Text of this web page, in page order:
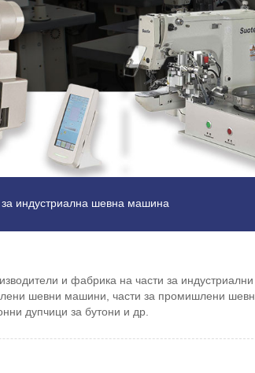
за индустриална шевна машина
и фабрика на части за
шевни машини, части за промишлени
дупчици за бутони и др.